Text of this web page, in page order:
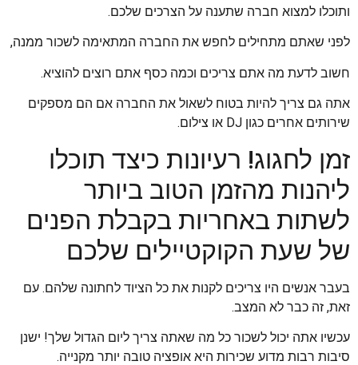
ותוכלו למצוא חברה שתענה על הצרכים שלכם.
לפני שאתם מתחילים לחפש את החברה המתאימה לשכור ממנה,
חשוב לדעת מה אתם צריכים וכמה כסף אתם רוצים להוציא.
אתה גם צריך להיות בטוח לשאול את החברה אם הם מספקים
שירותים אחרים כגון DJ או צילום.
זמן לחגוג! רעיונות כיצד תוכלו
ליהנות מהזמן הטוב ביותר
לשתות באחריות בקבלת הפנים
של שעת הקוקטיילים שלכם
בעבר אנשים היו צריכים לקנות את כל הציוד לחתונה שלהם. עם
זאת, זה כבר לא המצב.
עכשיו אתה יכול לשכור כל מה שאתה צריך ליום הגדול שלך! ישנן
סיבות רבות מדוע שכירות היא אופציה טובה יותר מקנייה.